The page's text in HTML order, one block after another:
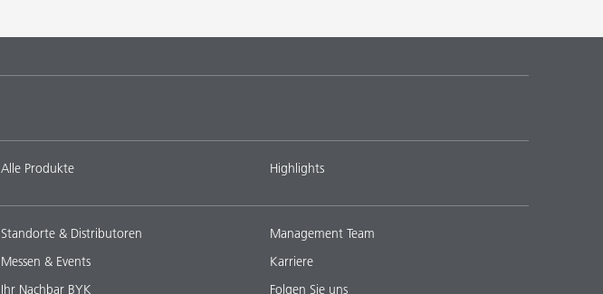
Alle Produkte Highlights
Standorte & Distributoren
Messen & Events
Ihr Nachbar BYK
Management Team
Karriere
Folgen Sie uns